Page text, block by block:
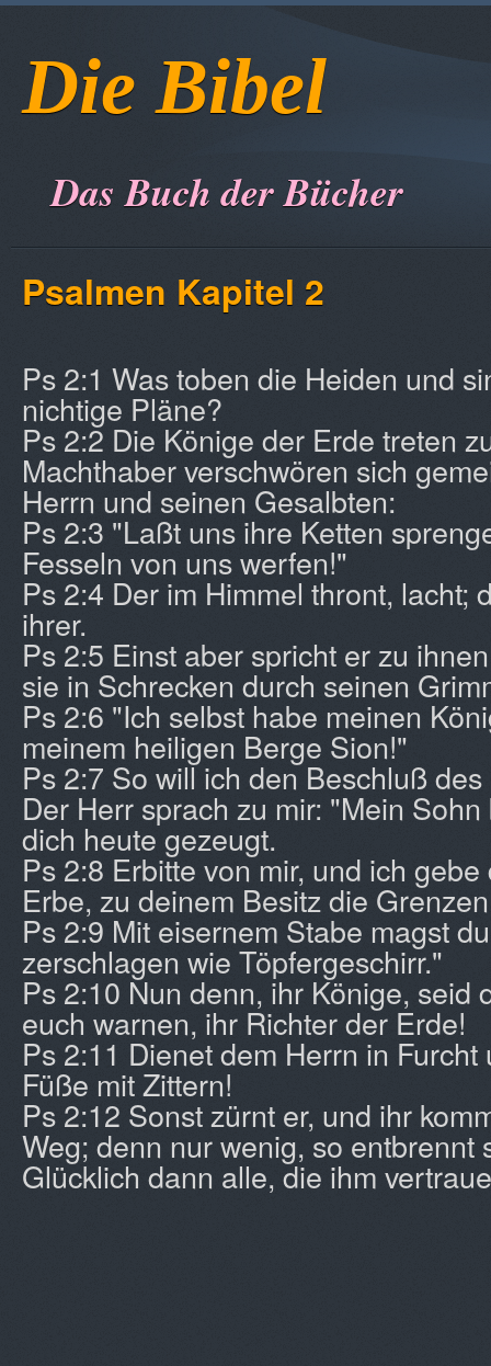
Die Bibel
Das Buch der Bücher
Psalmen Kapitel 2
Ps 2:1 Was toben die Heiden und
nichtige Pläne?
Ps 2:2 Die Könige der Erde treten
Machthaber verschwören sich
Herrn und seinen Gesalbten:
Ps 2:3 "Laßt uns ihre Ketten
Fesseln von uns werfen!"
Ps 2:4 Der im Himmel thront, lacht;
ihrer.
Ps 2:5 Einst aber spricht er zu
sie in Schrecken durch seinen
Ps 2:6 "Ich selbst habe meinen
meinem heiligen Berge Sion!"
Ps 2:7 So will ich den Beschluß
Der Herr sprach zu mir: "Mein
dich heute gezeugt.
Ps 2:8 Erbitte von mir, und ich
Erbe, zu deinem Besitz die
Ps 2:9 Mit eisernem Stabe magst
zerschlagen wie Töpfergeschirr."
Ps 2:10 Nun denn, ihr Könige, seid
euch warnen, ihr Richter der Erde!
Ps 2:11 Dienet dem Herrn in
Füße mit Zittern!
Ps 2:12 Sonst zürnt er, und ihr
Weg; denn nur wenig, so entbrennt
Glücklich dann alle, die ihm